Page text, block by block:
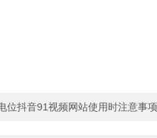
位抖音91视频网站使用时注意事项